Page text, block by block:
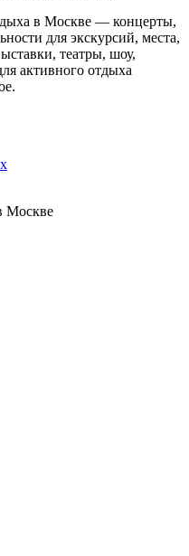
в Москве — концерты,
для экскурсий, места,
театры, шоу,
активного отдыха
Москве